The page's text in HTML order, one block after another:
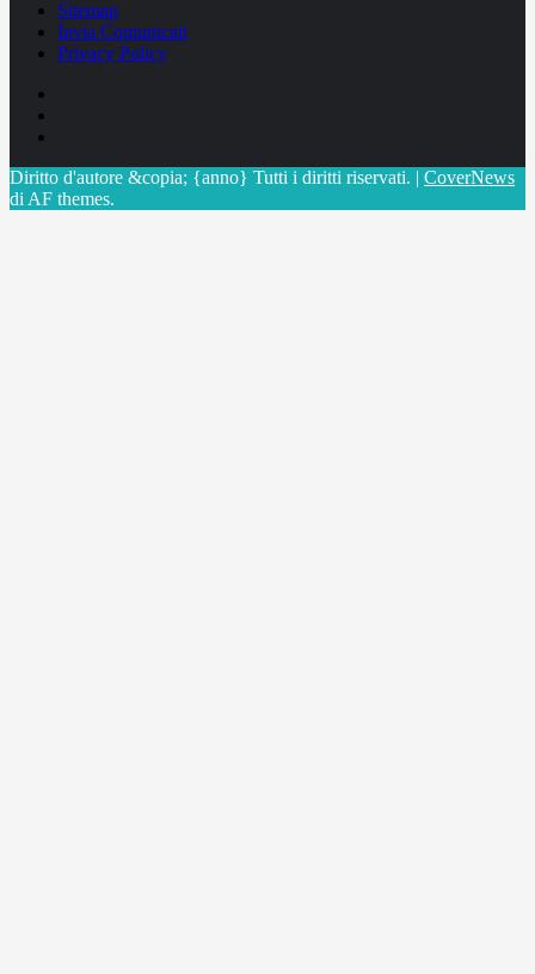
Sitemap
Invia Comunicati
Privacy Policy
Diritto d'autore &copia; {anno} Tutti i diritti riservati. | CoverNews
di AF themes.